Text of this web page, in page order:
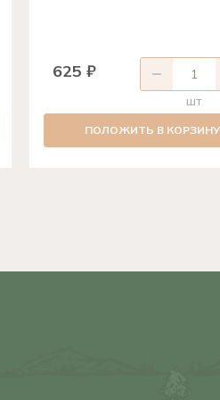
625 ₽
шт
ПОЛОЖИТЬ В КОРЗИНУ